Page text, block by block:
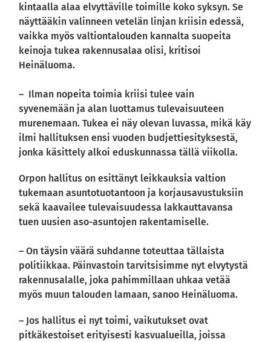
kintaalla alaa elvyttäville toimille koko syksyn. Se
näyttääkin valinneen vetelän linjan kriisin edessä,
vaikka myös valtiontalouden kannalta suopeita
keinoja tukea rakennusalaa olisi, kritisoi
Heinäluoma.
– Ilman nopeita toimia kriisi tulee vain
syvenemään ja alan luottamus tulevaisuuteen
murenemaan. Tukea ei näy olevan luvassa, mikä käy
ilmi hallituksen ensi vuoden budjettiesityksestä,
jonka käsittely alkoi eduskunnassa tällä viikolla.
Orpon hallitus on esittänyt leikkauksia valtion
tukemaan asuntotuotantoon ja korjausavustuksiin
sekä kaavailee tulevaisuudessa lakkauttavansa
tuen uusien aso-asuntojen rakentamiselle.
– On täysin väärä suhdanne toteuttaa tällaista
politiikkaa. Päinvastoin tarvitsisimme nyt elvytystä
rakennusalalle, joka pahimmillaan uhkaa vetää
myös muun talouden lamaan, sanoo Heinäluoma.
– Jos hallitus ei nyt toimi, vaikutukset ovat
pitkäkestoiset erityisesti kasvualueilla, joissa